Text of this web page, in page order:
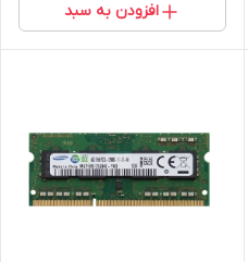
افزودن به سبد